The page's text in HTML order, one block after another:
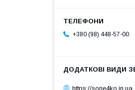
+380 (98) 448-57-00
https://sone4ko.in.ua